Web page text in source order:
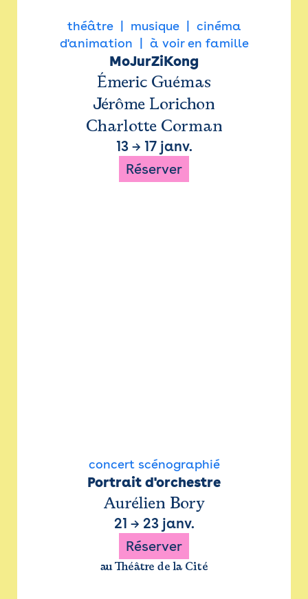
théâtre musique
cinéma
d'animation
à voir en famille
MoJurZiKong
Émeric Guémas
Jérôme Lorichon
Charlotte Corman
13→ 17 janv.
Réserver
concert scénographié
Portrait d'orchestre
Aurélien Bory
21 → 23 janv.
Réserver
au Théâtre de la Cité